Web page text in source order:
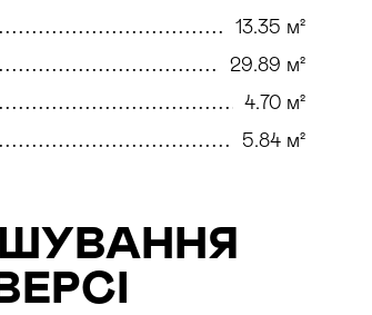
13.35 м²
29.89 м²
4.70 м²
5.84 м²